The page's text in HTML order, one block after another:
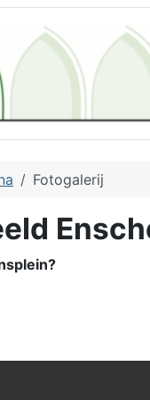
Fotogalerij